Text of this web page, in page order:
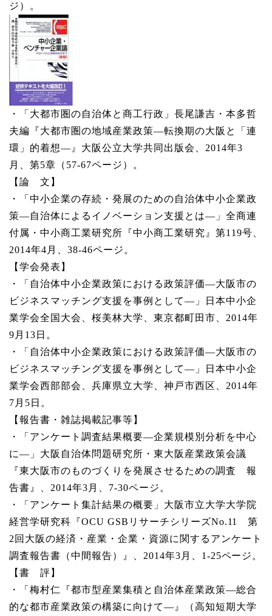
ジ）。
・「大都市圏の自治体と商工行政」長尾謙吉・本多哲
夫編『大都市圏の地域産業政策―転換期の大阪と「連
環」的着想―』大阪公立大学共同出版会、2014年3
月、第5章（57-67ページ）。
【論 文】
・「中小企業の存続・発展のための自治体中小企業政
策―自治体によるイノベーション支援とは―」全商連
付属・中小商工業研究所『中小商工業研究』第119号、
2014年4月、38-46ページ。
【学会発表】
・「自治体中小企業政策における政策評価―大阪市の
ビジネスマッチング支援を事例として―」日本中小企
業学会全国大会、桜美林大学、東京都町田市、2014年
9月13日。
・「自治体中小企業政策における政策評価―大阪市の
ビジネスマッチング支援を事例として―」日本中小企
業学会西部部会、兵庫県立大学、神戸市西区、2014年
7月5日。
【報告書・雑誌掲載記事等】
・「アンケート調査結果概要―企業規模別分析を中心
に―」大阪自治体問題研究所・東大阪産業政策会議
『東大阪市のものづくりを発展させるための調査 報
告書』、2014年3月、7-30ページ。
・「アンケート集計結果の概要」大阪市立大学大学院
経営学研究科『OCU GSBリサーチシリーズNo.11 第
2回大阪の経済・産業・企業・資源に関するアンケート
調査報告書（中間報告）』、2014年3月、1-25ページ。
【書 評】
・「梅村仁『都市型産業集積と自治体産業政策―総合
的な都市産業政策の構築に向けて―』（高知短期大学